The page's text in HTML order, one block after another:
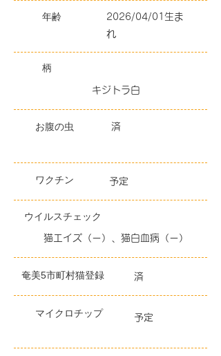
年齢
2026/04/01生ま
れ
柄
キジトラ白
​お腹の虫 済
ワクチン 予定
ウイルス​チェック
猫エイズ（ー）、猫白血病（ー）
奄美5市町村猫登録 済
マイクロチップ 予定